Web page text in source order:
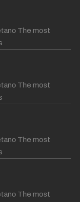
The most
The most
The most
The most